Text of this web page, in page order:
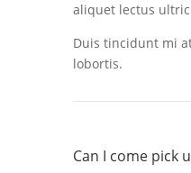
aliquet lectus
Duis tincidunt mi
lobortis.
Can I come pick